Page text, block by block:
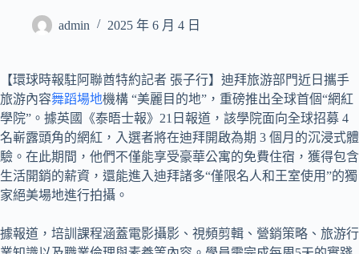
admin 2025 年 6 月 4 日
【環球時報駐阿聯酋特約記者 張子行】迪拜旅游部門近日攜手
旅游內容舞蹈場地機構 “美麗目的地”，重磅推出全球首個“網紅
學院”。據英國《泰晤士報》21日報道，該學院面向全球招募 4
名嶄露頭角的網紅，入選者將在迪拜開啟為期 3 個月的沉浸式體
驗。在此期間，他們不僅能享受豪華公寓的免費住宿，獲得包含
生活開銷的薪資，還能進入迪拜諸多“僅限名人和王室使用”的獨
家絕美場地進行拍攝。
據報道，培訓課程涵蓋電影攝影、視頻剪輯、營銷策略、旅游行